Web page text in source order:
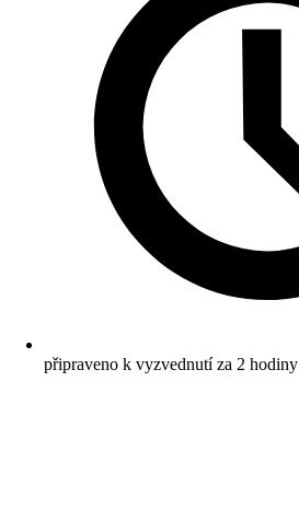
připraveno k vyzvednutí za 2 hodiny